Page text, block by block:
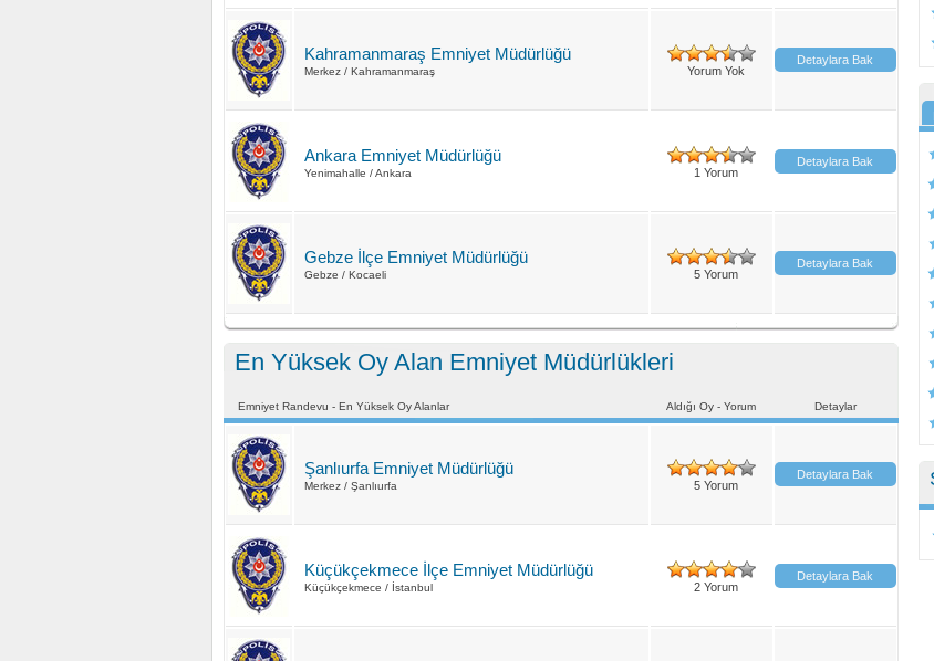
Kahramanmaraş Emniyet Müdürlüğü
Merkez / Kahramanmaraş Yorum Yok
Detaylara Bak
Ankara Emniyet Müdürlüğü
Yenimahalle / Ankara 1 Yorum
Detaylara Bak
Gebze İlçe Emniyet Müdürlüğü
Gebze / Kocaeli 5 Yorum
Detaylara Bak
En Yüksek Oy Alan Emniyet Müdürlükleri
Emniyet Randevu - En Yüksek Oy Alanlar Aldığı Oy - Yorum Detaylar
Şanlıurfa Emniyet Müdürlüğü
Merkez / Şanlıurfa 5 Yorum
Detaylara Bak
Küçükçekmece İlçe Emniyet Müdürlüğü
Küçükçekmece / İstanbul 2 Yorum
Detaylara Bak